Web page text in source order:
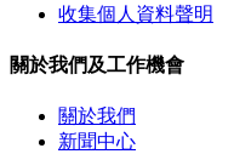
收集個人資料聲明
關於我們及工作機會
關於我們
新聞中心